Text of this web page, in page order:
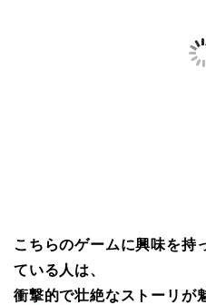
こちらのゲームに興味を持
ている人は、
衝撃的で壮絶なストーリが